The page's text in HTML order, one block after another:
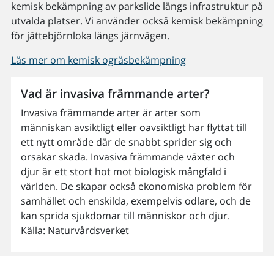
kemisk bekämpning av parkslide längs infrastruktur på
utvalda platser. Vi använder också kemisk bekämpning
för jättebjörnloka längs järnvägen.
Läs mer om kemisk ogräsbekämpning
Vad är invasiva främmande arter?
Invasiva främmande arter är arter som
människan avsiktligt eller oavsiktligt har flyttat till
ett nytt område där de snabbt sprider sig och
orsakar skada. Invasiva främmande växter och
djur är ett stort hot mot biologisk mångfald i
världen. De skapar också ekonomiska problem för
samhället och enskilda, exempelvis odlare, och de
kan sprida sjukdomar till människor och djur.
Källa: Naturvårdsverket